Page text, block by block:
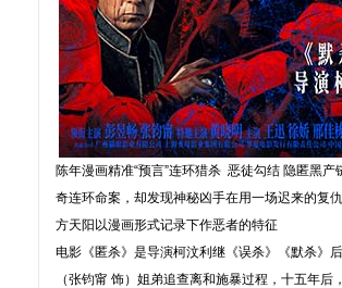
陈年漫画精准“预言”连环猎杀 恶徒勾结 隐匿黑产
奇连环命案，却发现神秘凶手在用一场迟来的复
方天阳以漫画形式记录下作恶者的特征
电影《匿杀》是导演柯汶利继《误杀》《默杀》
（张钧甯 饰）姐弟追查离和施暴过程，十五年